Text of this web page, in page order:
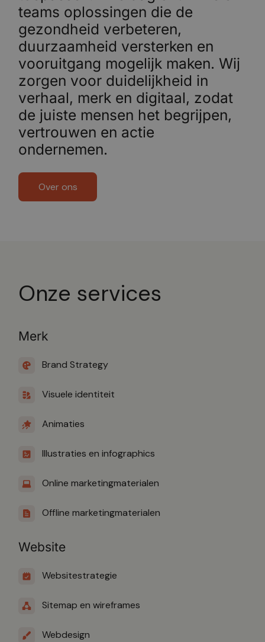
teams oplossingen die de
gezondheid verbeteren,
duurzaamheid versterken en
vooruitgang mogelijk maken. Wij
zorgen voor duidelijkheid in
verhaal, merk en digitaal, zodat
de juiste mensen het begrijpen,
vertrouwen en actie
ondernemen.
Over ons
Onze services
Merk
Brand Strategy
Visuele identiteit
Animaties
Illustraties en infographics
Online marketingmaterialen
Offline marketingmaterialen
Website
Websitestrategie
Sitemap en wireframes
Webdesign